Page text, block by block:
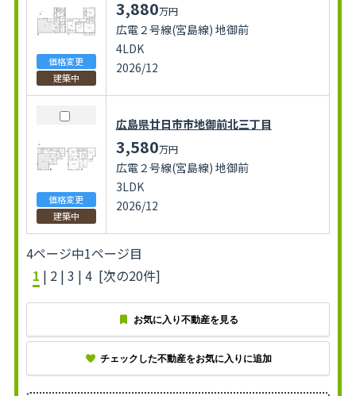
価格変更
建築中
3,880万円
広電２号線(宮島線) 地御前
4LDK
2026/12
価格変更
建築中
広島県廿日市市地御前北三丁目
3,580万円
広電２号線(宮島線) 地御前
3LDK
2026/12
4ページ中1ページ目
1 | 2 | 3 | 4 [次の20件]
お気に入り不動産を見る
チェックした不動産をお気に入りに追加